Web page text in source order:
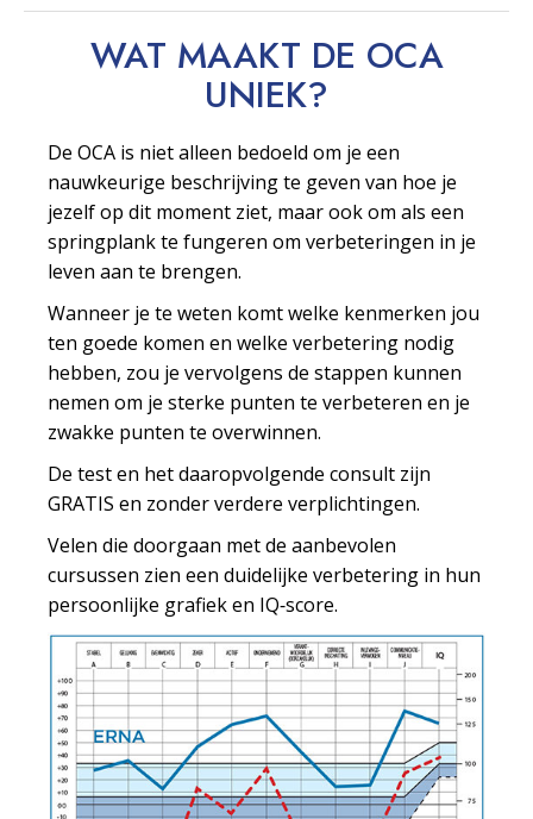
WAT MAAKT DE OCA
UNIEK?
De OCA is niet alleen bedoeld om je een
nauwkeurige beschrijving te geven van hoe je
jezelf op dit moment ziet, maar ook om als een
springplank te fungeren om verbeteringen in je
leven aan te brengen.
Wanneer je te weten komt welke kenmerken jou
ten goede komen en welke verbetering nodig
hebben, zou je vervolgens de stappen kunnen
nemen om je sterke punten te verbeteren en je
zwakke punten te overwinnen.
De test en het daaropvolgende consult zijn
GRATIS en zonder verdere verplichtingen.
Velen die doorgaan met de aanbevolen
cursussen zien een duidelijke verbetering in hun
persoonlijke grafiek en IQ‑score.